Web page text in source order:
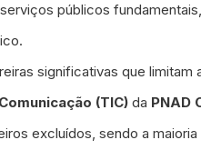
públicos
significativas que limitam
(TIC) da PNAD
excluídos, sendo a